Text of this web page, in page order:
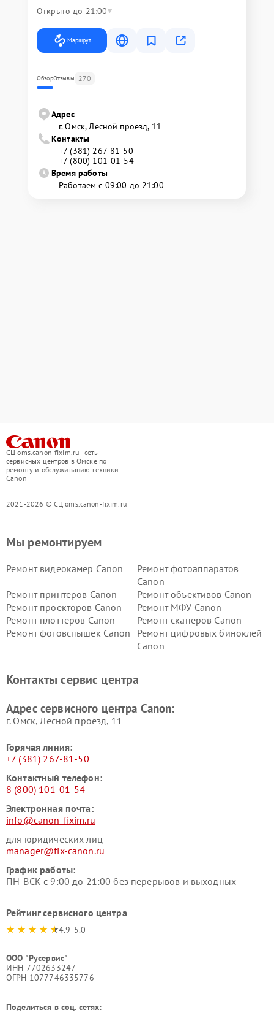
Открыто до 21:00
Маршрут
ОбзорОтзывы 270
Адрес
г. Омск, ​Лесной проезд, 11
Контакты
+7 (381) 267-81-50
+7 (800) 101-01-54
Время работы
Работаем с 09:00 до 21:00
СЦ oms.canon-fixim.ru - сеть
сервисных центров в Омске по
ремонту и обслуживанию техники
Canon
2021-2026 © СЦ oms.canon-fixim.ru
Мы ремонтируем
Ремонт видеокамер Canon
Ремонт фотоаппаратов
Canon
Ремонт принтеров Canon
Ремонт объективов Canon
Ремонт проекторов Canon
Ремонт МФУ Canon
Ремонт плоттеров Canon
Ремонт сканеров Canon
Ремонт фотовспышек Canon
Ремонт цифровых биноклей
Canon
Контакты сервис центра
Адрес сервисного центра Canon:
г. Омск, ​Лесной проезд, 11
Горячая линия:
+7 (381) 267-81-50
Контактный телефон:
8 (800) 101-01-54
Электронная почта:
info@canon-fixim.ru
для юридических лиц
manager@fix-canon.ru
График работы:
ПН-ВСК с 9:00 до 21:00 без перерывов и выходных
Рейтинг сервисного центра
4.9-5.0
ООО "Русервис"
ИНН 7702633247
ОГРН 1077746335776
Поделиться в соц. сетях: